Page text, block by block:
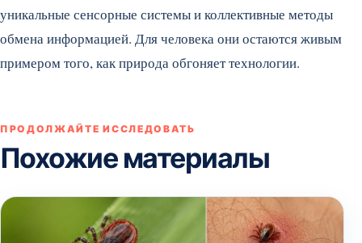
уникальные сенсорные системы и коллективные методы
обмена информацией. Для человека они остаются живым
примером того, как природа обгоняет технологии.
ПРОДОЛЖАЙТЕ ИССЛЕДОВАТЬ
Похожие материалы